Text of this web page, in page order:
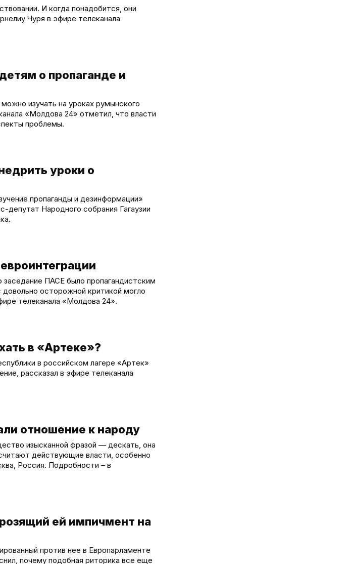
И когда понадобится, они
Чуря в эфире телеканала
о пропаганде и
изучать на уроках румынского
«Молдова 24» отметил, что власти
проблемы.
уроки о
пропаганды и дезинформации»
депутат Народного собрания Гагаузии
ПАСЕ было пропагандистским
осторожной критикой могло
телеканала «Молдова 24».
в «Артеке»?
в российском лагере «Артек»
рассказал в эфире телеканала
отношение к народу
изысканной фразой — дескать, она
действующие власти, особенно
Россия. Подробности – в
ей импичмент на
против нее в Европарламенте
почему подобная риторика все еще